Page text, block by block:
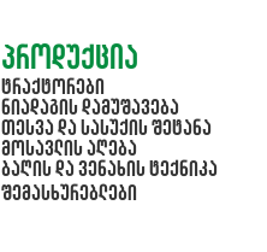
პროდუქცია
ტრაქტორები
ნიადაგის დამუშავება
თესვა და სასუქის შეტანა
მოსავლის აღება
ბაღის და ვენახის ტექნიკა
შემასხურებლები